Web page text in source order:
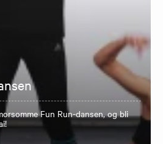
Fun Run-dansen, og bli